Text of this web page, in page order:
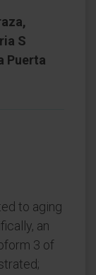
S
Puerta
to aging
an
3 of